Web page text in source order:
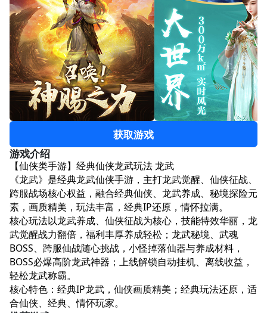
获取游戏
游戏介绍
【仙侠类手游】经典仙侠龙武玩法 龙武
《龙武》是经典龙武仙侠手游，主打龙武觉醒、仙侠征战、
跨服战场核心权益，融合经典仙侠、龙武养成、秘境探险元
素，画质精美，玩法丰富，经典IP还原，情怀拉满。​
核心玩法以龙武养成、仙侠征战为核心，技能特效华丽，龙
武觉醒战力翻倍，福利丰厚养成轻松；龙武秘境、武魂
BOSS、跨服仙战随心挑战，小怪掉落仙器与养成材料，
BOSS必爆高阶龙武神器；上线解锁自动挂机、离线收益，
轻松龙武称霸。​​
核心特色：经典IP龙武，仙侠画质精美；经典玩法还原，适
合仙侠、经典、情怀玩家。​​